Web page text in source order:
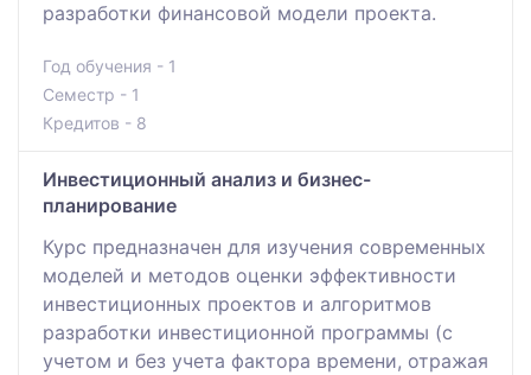
разработки финансовой модели проекта.
Год обучения - 1
Семестр - 1
Кредитов - 8
Инвестиционный анализ и бизнес-
планирование
Курс предназначен для изучения современных
моделей и методов оценки эффективности
инвестиционных проектов и алгоритмов
разработки инвестиционной программы (с
учетом и без учета фактора времени, отражая